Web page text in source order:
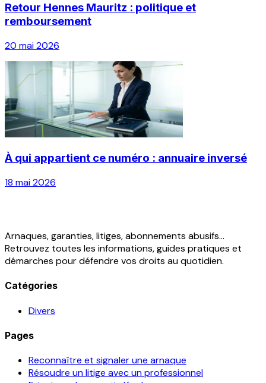
Retour Hennes Mauritz : politique et
remboursement
20 mai 2026
À qui appartient ce numéro : annuaire inversé
18 mai 2026
Arnaques, garanties, litiges, abonnements abusifs...
Retrouvez toutes les informations, guides pratiques et
démarches pour défendre vos droits au quotidien.
Catégories
Divers
Pages
Reconnaître et signaler une arnaque
Résoudre un litige avec un professionnel